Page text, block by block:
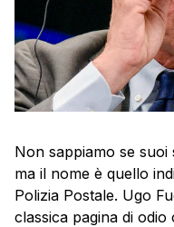
Non sappiamo se
ma il nome è quello
Polizia Postale. Ugo
classica pagina di